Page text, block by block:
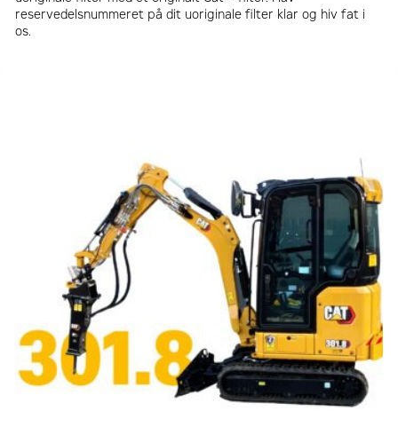
reservedelsnummeret på dit uoriginale filter klar og hiv fat i
os.